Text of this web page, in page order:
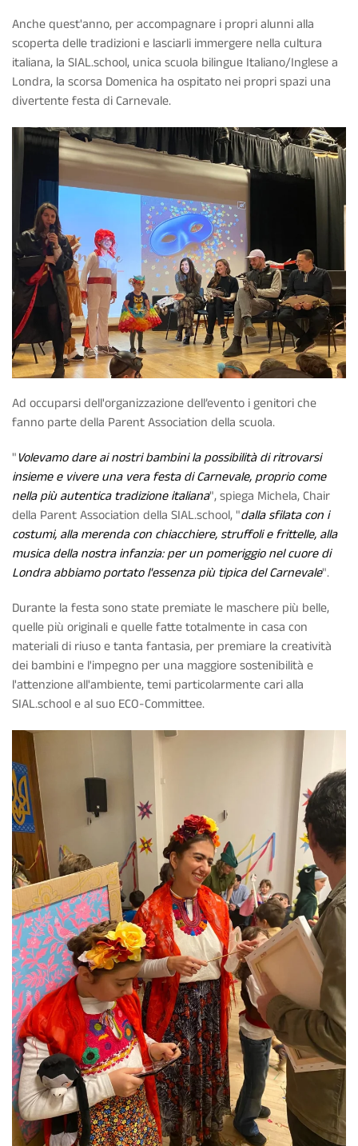
Anche quest'anno, per accompagnare i propri alunni alla
scoperta delle tradizioni e lasciarli immergere nella cultura
italiana, la SIAL.school, unica scuola bilingue Italiano/Inglese a
Londra, la scorsa Domenica ha ospitato nei propri spazi una
divertente festa di Carnevale.
Ad occuparsi dell'organizzazione dell’evento i genitori che
fanno parte della Parent Association della scuola.
"Volevamo dare ai nostri bambini la possibilità di ritrovarsi
insieme e vivere una vera festa di Carnevale, proprio come
nella più autentica tradizione italiana", spiega Michela, Chair
della Parent Association della SIAL.school, "dalla sfilata con i
costumi, alla merenda con chiacchiere, struffoli e frittelle, alla
musica della nostra infanzia: per un pomeriggio nel cuore di
Londra abbiamo portato l'essenza più tipica del Carnevale".
Durante la festa sono state premiate le maschere più belle,
quelle più originali e quelle fatte totalmente in casa con
materiali di riuso e tanta fantasia, per premiare la creatività
dei bambini e l'impegno per una maggiore sostenibilità e
l'attenzione all'ambiente, temi particolarmente cari alla
SIAL.school e al suo ECO-Committee.